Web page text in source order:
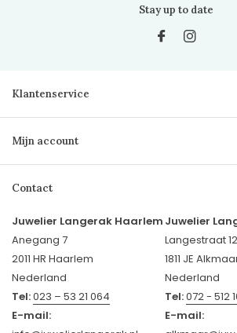
Stay up to date
Klantenservice
Mijn account
Contact
Juwelier Langerak Haarlem
Anegang 7
2011 HR Haarlem
Nederland
Tel:023 – 53 21 064
E-mail:
Juwelier
Langestraat
1811 JE
Nederland
Tel:072 - 512
E-mail: